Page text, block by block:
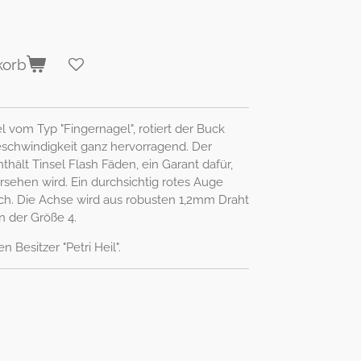
Typ "Fingernagel", rotiert der Buck
ganz hervorragend. Der
Tinsel Flash Fäden, ein Garant dafür,
wird. Ein durchsichtig rotes Auge
Die Achse wird aus robusten 1,2mm Draht
der Größe 4.
Besitzer "Petri Heil".